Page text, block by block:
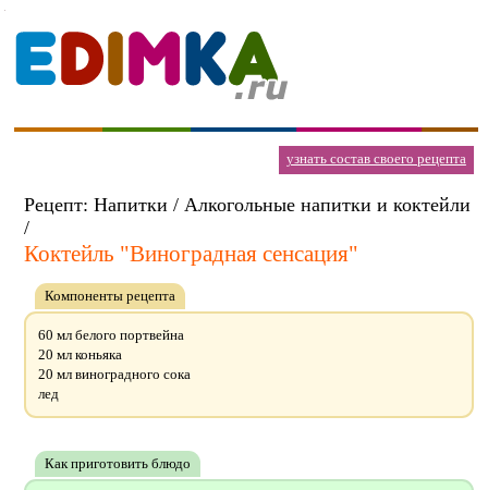
узнать состав своего рецепта
Рецепт: Напитки / Алкогольные напитки и коктейли
/
Коктейль "Виноградная сенсация"
Компоненты рецепта
60 мл белого портвейна
20 мл коньяка
20 мл виноградного сока
лед
Как приготовить блюдо